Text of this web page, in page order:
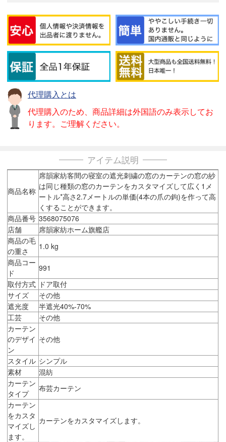
代理購入とは
代理購入のため、商品詳細は外国語のみ表示してお
ります。ご理解ください。
アイテム説明
商品名称
席韻家紡客間の寝室の遮光刺繍の窓のカーテンの窓の紗
は同じ種類の窓のカーテンをカスタマイズして広く1メ
ートル*高さ2.7メートルの単価(4本の爪の鉤)を作って高
くすることができます。
商品番号 3568075076
店舗
席韻家紡ホーム旗艦店
商品の毛
の重さ
1.0 kg
商品コー
ド
991
取付方式 ドア取付
サイズ
その他
遮光度
半遮光40%-70%
工芸
その他
カーテン
のデザイ
ン
その他
スタイル シンプル
素材
混紡
カーテン
タイプ
布芸カーテン
カーテン
をカスタ
マイズし
ます。
カーテンをカスタマイズします。